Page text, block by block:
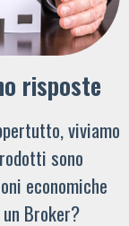
risposte
viviamo
sono
economiche
Broker?